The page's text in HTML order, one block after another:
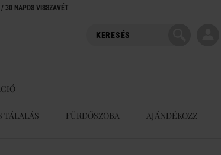
30 NAPOS VISSZAVÉT
TÁLALÁS FÜRDŐSZOBA AJÁNDÉKOZZ